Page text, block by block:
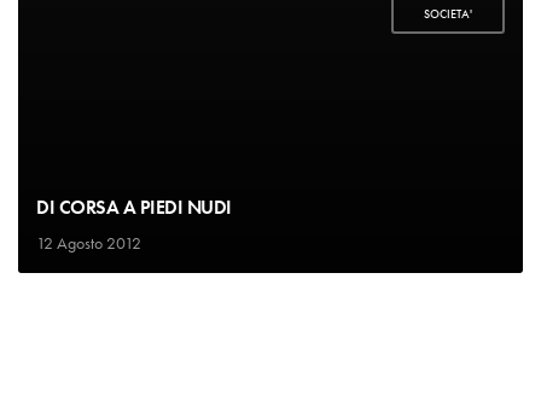
SOCIETA'
DI CORSA A PIEDI NUDI
12 Agosto 2012